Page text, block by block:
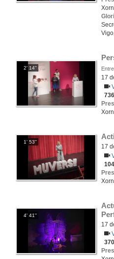
2' 14''
17
736
1' 53''
17
4' 41''
17